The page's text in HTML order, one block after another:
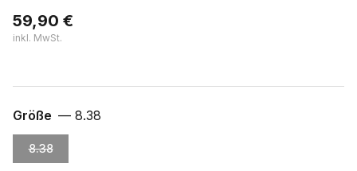
59,90 €
inkl. MwSt.
Größe — 8.38
8.38